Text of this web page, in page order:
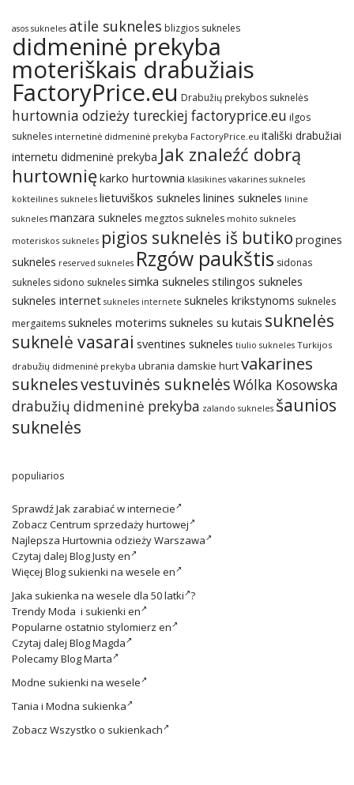
asos sukneles atile sukneles blizgios sukneles
didmeninė prekyba
moteriškais drabužiais
FactoryPrice.eu Drabužių prekybos suknelės
hurtownia odzieży tureckiej factoryprice.eu ilgos
sukneles internetinė didmeninė prekyba FactoryPrice.eu itališki drabužiai
internetu didmeninė prekyba Jak znaleźć dobrą
hurtowniękarko hurtownia klasikines vakarines sukneles
kokteilines sukneles lietuviškos sukneles linines sukneles linine
sukneles manzara sukneles megztos sukneles mohito sukneles
moteriskos sukneles pigios suknelės iš butiko progines
sukneles reserved sukneles Rzgów paukštis sidonas
sukneles sidono suknelessimka sukneles stilingos sukneles
sukneles internet sukneles internete sukneles krikstynoms sukneles
mergaitemssukneles moterims sukneles su kutais suknelės
suknelė vasarai sventines sukneles tiulio sukneles Turkijos
drabužių didmeninė prekyba ubrania damskie hurtvakarines
suknelesvestuvinės suknelėsWólka Kosowska
drabužių didmeninė prekyba zalando sukneles šaunios
suknelės
populiarios
SprawdźJak zarabiać w internecie
Zobacz Centrum sprzedaży hurtowej
Najlepsza Hurtownia odzieży Warszawa
Czytaj dalej Blog Justy en
Więcej Blog sukienki na wesele en
Jaka sukienka na wesele dla 50 latki ?
TrendyModa i sukienki en
Popularne ostatnio stylomierz en
Czytaj dalej Blog Magda
PolecamyBlog Marta
Modne sukienki na wesele
Tania i Modna sukienka
Zobacz Wszystko o sukienkach